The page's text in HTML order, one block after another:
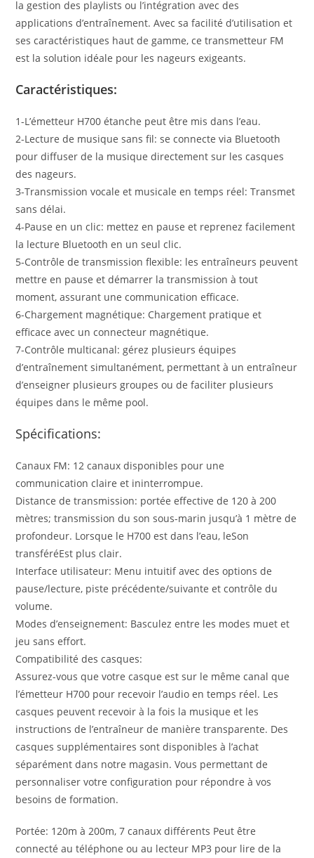
la gestion des playlists ou l’intégration avec des
applications d’entraînement. Avec sa facilité d’utilisation et
ses caractéristiques haut de gamme, ce transmetteur FM
est la solution idéale pour les nageurs exigeants.
Caractéristiques:
1-L’émetteur H700 étanche peut être mis dans l’eau.
2-Lecture de musique sans fil: se connecte via Bluetooth
pour diffuser de la musique directement sur les casques
des nageurs.
3-Transmission vocale et musicale en temps réel: Transmet
sans délai.
4-Pause en un clic: mettez en pause et reprenez facilement
la lecture Bluetooth en un seul clic.
5-Contrôle de transmission flexible: les entraîneurs peuvent
mettre en pause et démarrer la transmission à tout
moment, assurant une communication efficace.
6-Chargement magnétique: Chargement pratique et
efficace avec un connecteur magnétique.
7-Contrôle multicanal: gérez plusieurs équipes
d’entraînement simultanément, permettant à un entraîneur
d’enseigner plusieurs groupes ou de faciliter plusieurs
équipes dans le même pool.
Spécifications:
Canaux FM: 12 canaux disponibles pour une
communication claire et ininterrompue.
Distance de transmission: portée effective de 120 à 200
mètres; transmission du son sous-marin jusqu’à 1 mètre de
profondeur. Lorsque le H700 est dans l’eau, leSon
transféréEst plus clair.
Interface utilisateur: Menu intuitif avec des options de
pause/lecture, piste précédente/suivante et contrôle du
volume.
Modes d’enseignement: Basculez entre les modes muet et
jeu sans effort.
Compatibilité des casques:
Assurez-vous que votre casque est sur le même canal que
l’émetteur H700 pour recevoir l’audio en temps réel. Les
casques peuvent recevoir à la fois la musique et les
instructions de l’entraîneur de manière transparente. Des
casques supplémentaires sont disponibles à l’achat
séparément dans notre magasin. Vous permettant de
personnaliser votre configuration pour répondre à vos
besoins de formation.
Portée: 120m à 200m, 7 canaux différents Peut être
connecté au téléphone ou au lecteur MP3 pour lire de la